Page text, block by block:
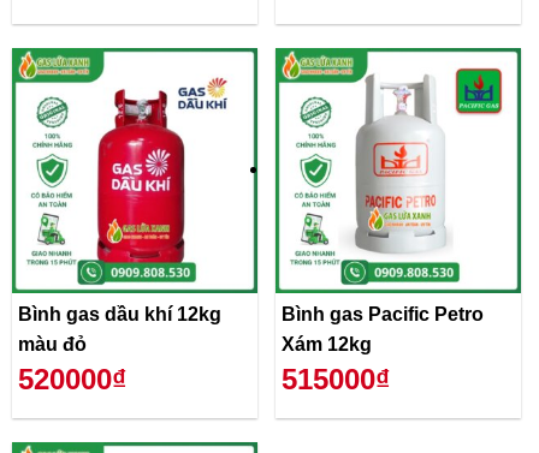
Bình gas dầu khí 12kg
màu đỏ
520000₫
Bình gas Pacific Petro
Xám 12kg
515000₫